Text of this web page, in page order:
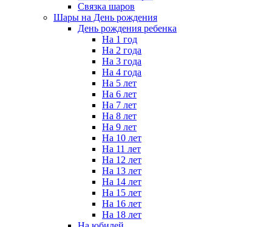
Связка шаров
Шары на День рождения
День рождения ребенка
На 1 год
На 2 года
На 3 года
На 4 года
На 5 лет
На 6 лет
На 7 лет
На 8 лет
На 9 лет
На 10 лет
На 11 лет
На 12 лет
На 13 лет
На 14 лет
На 15 лет
На 16 лет
На 18 лет